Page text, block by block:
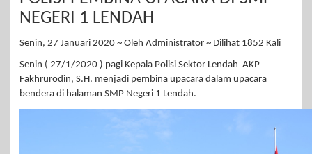
NEGERI 1 LENDAH
Senin, 27 Januari 2020 ~ Oleh Administrator ~ Dilihat 1852 Kali
Senin ( 27/1/2020 ) pagi Kepala Polisi Sektor Lendah AKP
Fakhrurodin, S.H. menjadi pembina upacara dalam upacara
bendera di halaman SMP Negeri 1 Lendah.